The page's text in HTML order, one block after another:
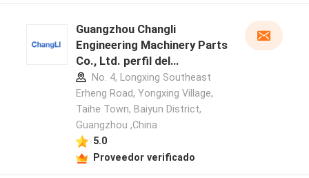
Guangzhou Changli
Engineering Machinery Parts
Co., Ltd. perfil del
fabricante
No. 4, Longxing Southeast
Erheng Road, Yongxing Village,
Taihe Town, Baiyun District,
Guangzhou ,China
5.0
Proveedor verificado